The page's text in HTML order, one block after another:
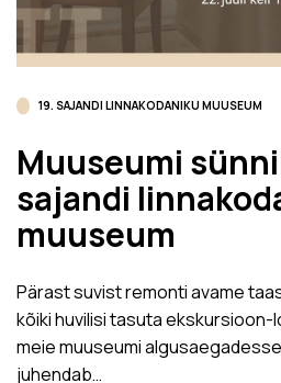
19. SAJANDI LINNAKODANIKU MUUSEUM
Muuseumi
sajandi
muuseum
Pärast suvist remonti avame
kõiki huvilisi tasuta ekskursioon-
meie muuseumi
juhendab…